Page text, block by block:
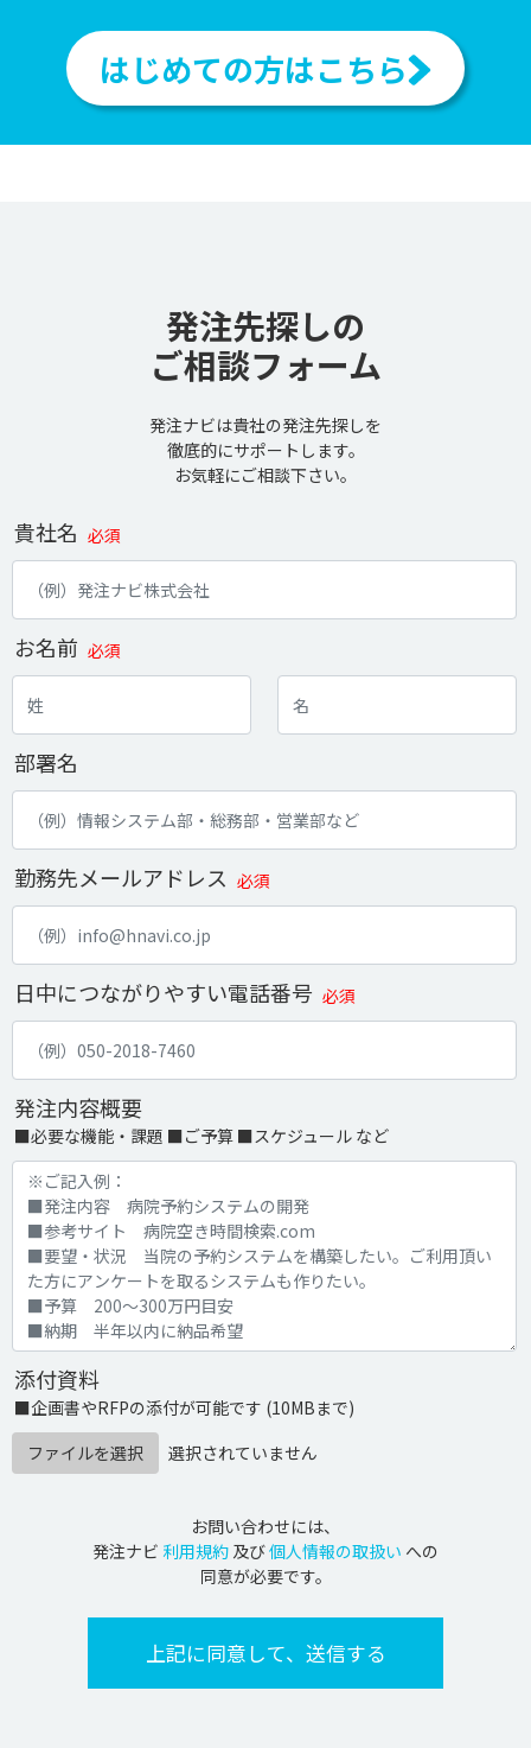
はじめての方はこちら
発注先探しの
ご相談フォーム
発注ナビは貴社の発注先探しを
徹底的にサポートします。
お気軽にご相談下さい。
貴社名 必須
お名前 必須
部署名
勤務先メールアドレス 必須
日中につながりやすい電話番号 必須
発注内容概要
■必要な機能・課題 ■ご予算 ■スケジュール など
添付資料
■企画書やRFPの添付が可能です (10MBまで)
ファイルを選択
選択されていません
お問い合わせには、
発注ナビ 利用規約 及び個人情報の取扱い への
同意が必要です。